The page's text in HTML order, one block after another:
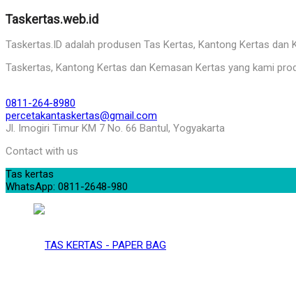
Taskertas.web.id
Taskertas.ID adalah produsen Tas Kertas, Kantong Kertas
Taskertas, Kantong Kertas dan Kemasan Kertas yang kami
0811-264-8980
percetakantaskertas@gmail.com
Jl. Imogiri Timur KM 7 No. 66 Bantul, Yogyakarta
Contact with us
Tas kertas
WhatsApp: 0811-2648-980